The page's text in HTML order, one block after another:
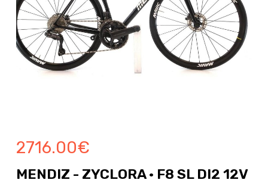
2716.00€
MENDIZ - ZYCLORA · F8 SL DI2 12V